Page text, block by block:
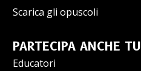
Scarica gli opuscoli
PARTECIPA ANCHE TU
Educatori